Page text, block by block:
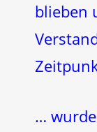
blieben
…